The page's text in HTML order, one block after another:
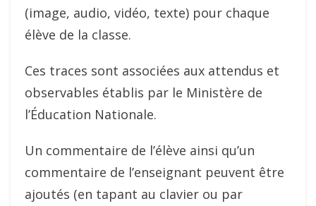
(image, audio, vidéo, texte) pour chaque
élève de la classe.
Ces traces sont associées aux attendus et
observables établis par le Ministère de
l’Éducation Nationale.
Un commentaire de l’élève ainsi qu’un
commentaire de l’enseignant peuvent être
ajoutés (en tapant au clavier ou par